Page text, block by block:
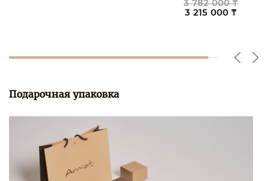
3 782 000 ₸
3 215 000 ₸
Подарочная упаковка